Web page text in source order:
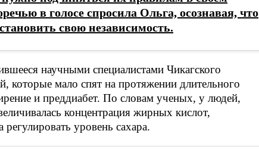
в голосе спросила Ольга, осознавая, что
свою независимость.
научными специалистами Чикагского
которые мало спят на протяжении длительного
и преддиабет. По словам ученых, у людей,
концентрация жирных кислот,
уровень сахара.